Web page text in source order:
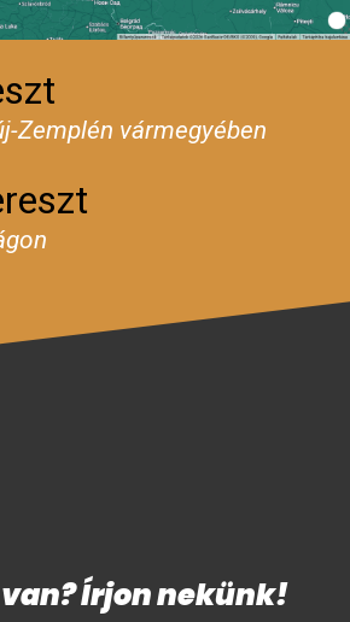
Zemplén vármegyében
Írjon nekünk!